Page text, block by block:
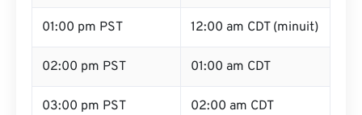
01:00 pm PST 12:00 am CDT (minuit)
02:00 pm PST 01:00 am CDT
03:00 pm PST 02:00 am CDT